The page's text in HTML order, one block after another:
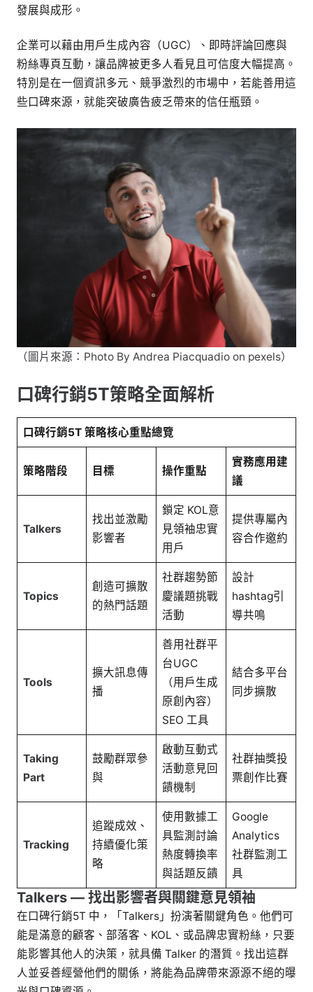
發展與成形。
企業可以藉由用戶生成內容（UGC）、即時評論回應與
粉絲專頁互動，讓品牌被更多人看見且可信度大幅提高。
特別是在一個資訊多元、競爭激烈的市場中，若能善用這
些口碑來源，就能突破廣告疲乏帶來的信任瓶頸。
（圖片來源：Photo By Andrea Piacquadio on pexels）
口碑行銷5T策略全面解析
口碑行銷5T 策略核心重點總覽
策略階段 目標 操作重點
實務應用建
議
Talkers
找出並激勵
影響者
鎖定 KOL意
見領袖忠實
用戶
提供專屬內
容合作邀約
Topics
創造可擴散
的熱門話題
社群趨勢節
慶議題挑戰
活動
設計
hashtag引
導共鳴
Tools
擴大訊息傳
播
善用社群平
台UGC
（用戶生成
原創內容）
SEO 工具
結合多平台
同步擴散
Taking
Part
鼓勵群眾參
與
啟動互動式
活動意見回
饋機制
社群抽獎投
票創作比賽
Tracking
追蹤成效、
持續優化策
略
使用數據工
具監測討論
熱度轉換率
與話題反饋
Google
Analytics
社群監測工
具
Talkers — 找出影響者與關鍵意見領袖
在口碑行銷5T 中，「Talkers」扮演著關鍵角色。他們可
能是滿意的顧客、部落客、KOL、或品牌忠實粉絲，只要
能影響其他人的決策，就具備 Talker 的潛質。找出這群
人並妥善經營他們的關係，將能為品牌帶來源源不絕的曝